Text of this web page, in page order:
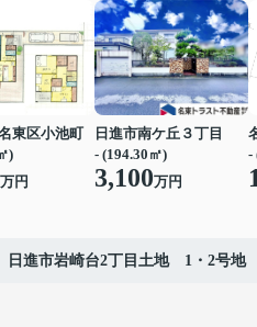
東区小池町
)
万円
日進市南ケ丘３丁目
- (194.30㎡)
3,100万円
-
日進市岩崎台2丁目土地 1・2号地